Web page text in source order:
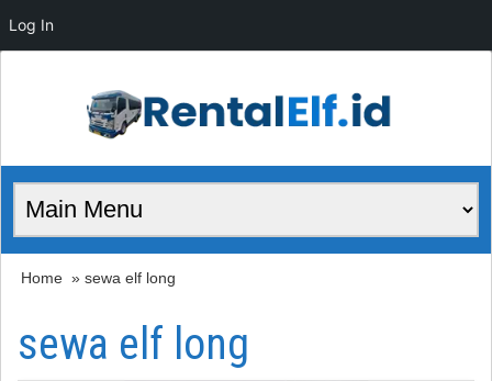
Home » sewa elf long
sewa elf long
Log In